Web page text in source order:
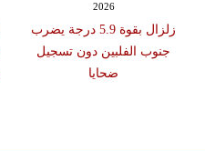
2026
زلزال بقوة 5.9 درجة يضرب
جنوب الفلبين دون تسجيل
ضحايا